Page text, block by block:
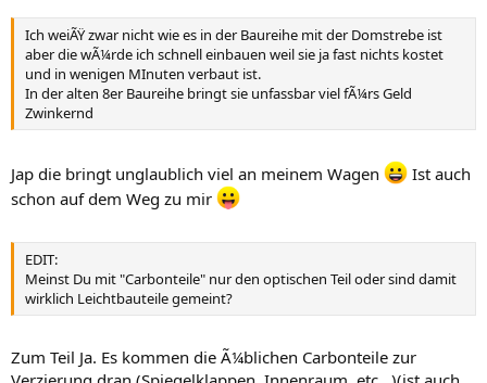
Ich weiÃŸ zwar nicht wie es in der Baureihe mit der Domstrebe ist
aber die wÃ¼rde ich schnell einbauen weil sie ja fast nichts kostet
und in wenigen MInuten verbaut ist.
In der alten 8er Baureihe bringt sie unfassbar viel fÃ¼rs Geld
Zwinkernd
Jap die bringt unglaublich viel an meinem Wagen
Ist auch
schon auf dem Weg zu mir
EDIT:
Meinst Du mit "Carbonteile" nur den optischen Teil oder sind damit
wirklich Leichtbauteile gemeint?
Zum Teil Ja. Es kommen die Ã¼blichen Carbonteile zur